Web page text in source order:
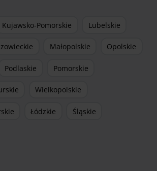
Kujawsko-Pomorskie Lubelskie
Małopolskie Opolskie
Podlaskie Pomorskie
Wielkopolskie
Łódzkie Śląskie